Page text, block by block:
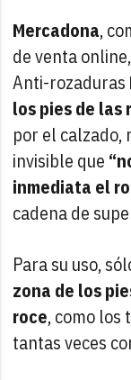
Mercadona,
de venta
Anti-rozaduras
los pies de las
por el
invisible que
inmediata el
cadena de
Para su uso,
zona de los
roce, como los
tantas veces